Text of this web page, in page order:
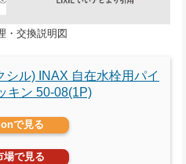
・交換説明図
シル) INAX 自在水栓用パイ
キン 50-08(1P)
で見る
場で見る